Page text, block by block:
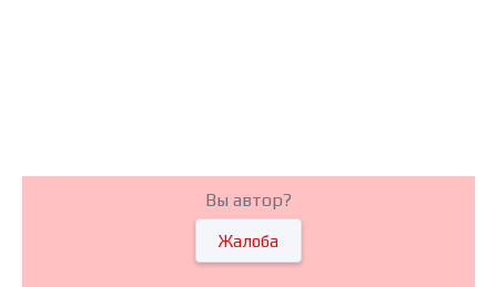
Вы автор?
Жалоба